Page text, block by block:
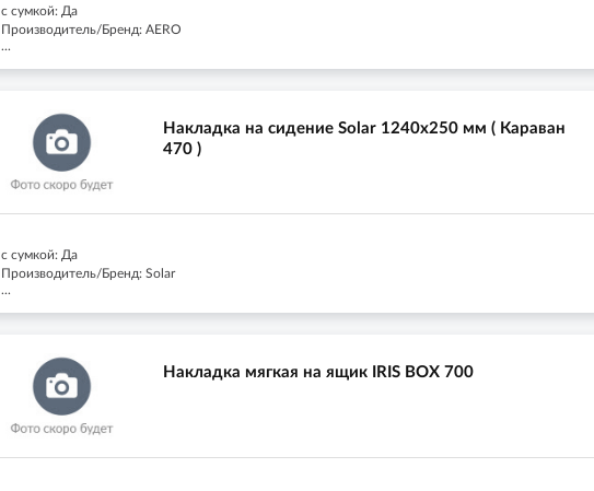
с сумкой: Да
Производитель/Бренд: AERO
...
Накладка на сидение Solar 1240х250 мм ( Караван
470 )
с сумкой: Да
Производитель/Бренд: Solar
...
Накладка мягкая на ящик IRIS BOX 700